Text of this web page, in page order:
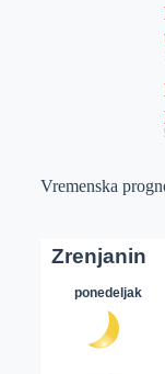
Vremenska